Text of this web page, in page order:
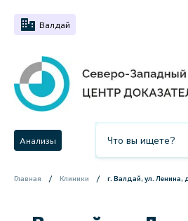
Валдай
Анализы
Главная Клиники г. Валдай, ул. Ленина,